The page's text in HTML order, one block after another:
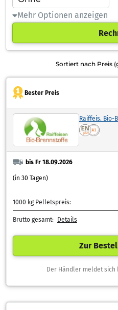
Mehr Optionen anzeigen
Sortiert nach Preis
Bester Preis
Raiffeis. Bio-
bis Fr 18.09.2026
(in 30 Tagen)
1000 kg Pelletspreis:
Brutto gesamt: Details
Zur
Der Händler meldet sich